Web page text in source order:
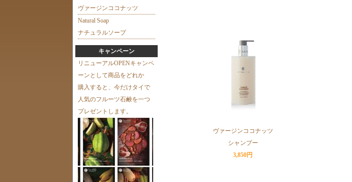
ヴァージンココナッツ
Natural Soap
ナチュラルソープ
キャンペーン
リニューアルOPENキャンペ
ーンとして商品をどれか
購入すると、今だけタイで
人気のフルーツ石鹸を一つ
プレゼントします。
ヴァージンココナッツ
シャンプー
3,850円